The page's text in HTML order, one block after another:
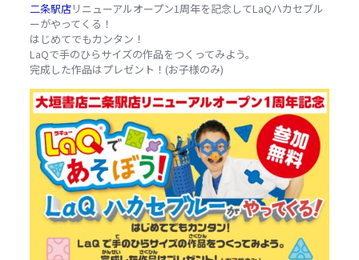
二条駅店リニューアルオープン1周年を記念してLaQハカセブル
ーがやってくる！
はじめてでもカンタン！
LaQで手のひらサイズの作品をつくってみよう。
完成した作品はプレゼント！(お子様のみ)